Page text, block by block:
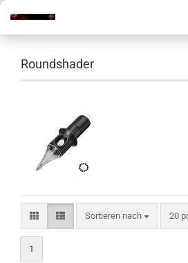
Roundshader
Sortieren nach
Sortieren nach 20
pro
1